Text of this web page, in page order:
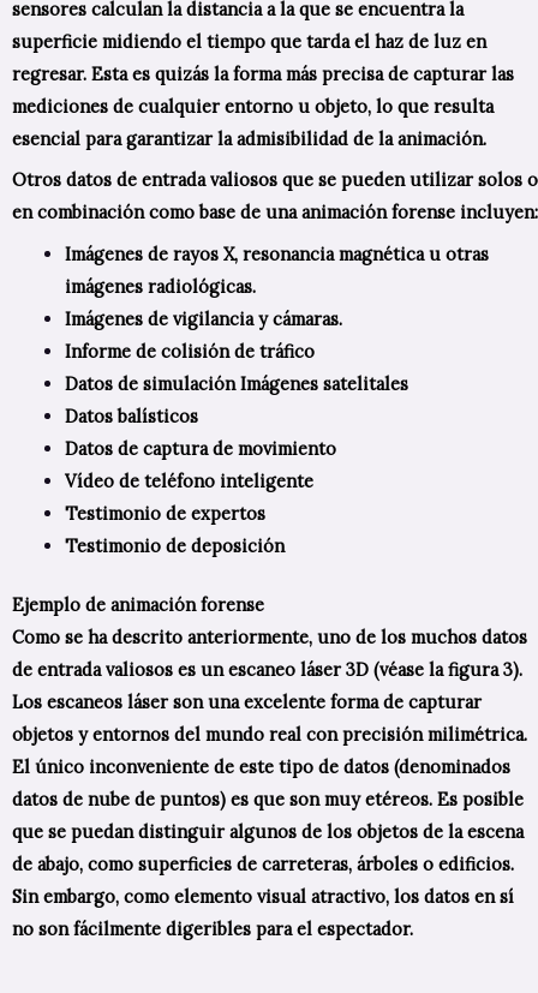
sensores calculan la distancia a la que se encuentra la
superficie midiendo el tiempo que tarda el haz de luz en
regresar. Esta es quizás la forma más precisa de capturar las
mediciones de cualquier entorno u objeto, lo que resulta
esencial para garantizar la admisibilidad de la animación.
Otros datos de entrada valiosos que se pueden utilizar solos o
en combinación como base de una animación forense incluyen:
Imágenes de rayos X, resonancia magnética u otras
imágenes radiológicas.
Imágenes de vigilancia y cámaras.
Informe de colisión de tráfico
Datos de simulación Imágenes satelitales
Datos balísticos
Datos de captura de movimiento
Vídeo de teléfono inteligente
Testimonio de expertos
Testimonio de deposición
Ejemplo de animación forense
Como se ha descrito anteriormente, uno de los muchos datos
de entrada valiosos es un escaneo láser 3D (véase la figura 3).
Los escaneos láser son una excelente forma de capturar
objetos y entornos del mundo real con precisión milimétrica.
El único inconveniente de este tipo de datos (denominados
datos de nube de puntos) es que son muy etéreos. Es posible
que se puedan distinguir algunos de los objetos de la escena
de abajo, como superficies de carreteras, árboles o edificios.
Sin embargo, como elemento visual atractivo, los datos en sí
no son fácilmente digeribles para el espectador.